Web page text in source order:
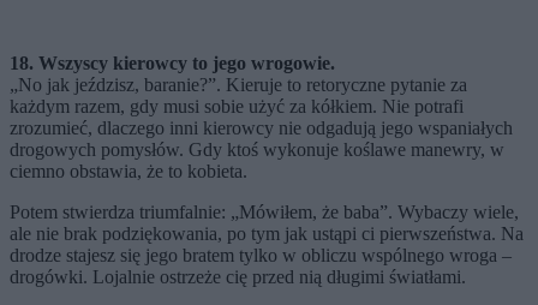
18. Wszyscy kierowcy to jego wrogowie.
„No jak jeździsz, baranie?”. Kieruje to retoryczne pytanie za
każdym razem, gdy musi sobie użyć za kółkiem. Nie potrafi
zrozumieć, dlaczego inni kierowcy nie odgadują jego wspaniałych
drogowych pomysłów. Gdy ktoś wykonuje koślawe manewry, w
ciemno obstawia, że to kobieta.
Potem stwierdza triumfalnie: „Mówiłem, że baba”. Wybaczy wiele,
ale nie brak podziękowania, po tym jak ustąpi ci pierwszeństwa. Na
drodze stajesz się jego bratem tylko w obliczu wspólnego wroga –
drogówki. Lojalnie ostrzeże cię przed nią długimi światłami.